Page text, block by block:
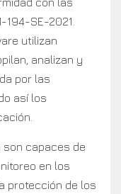
SE-2021.
utilizan
analizan y
por las
así los
capaces de
en los
protección de los